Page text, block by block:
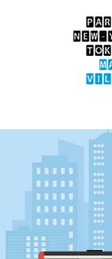
E-commerce